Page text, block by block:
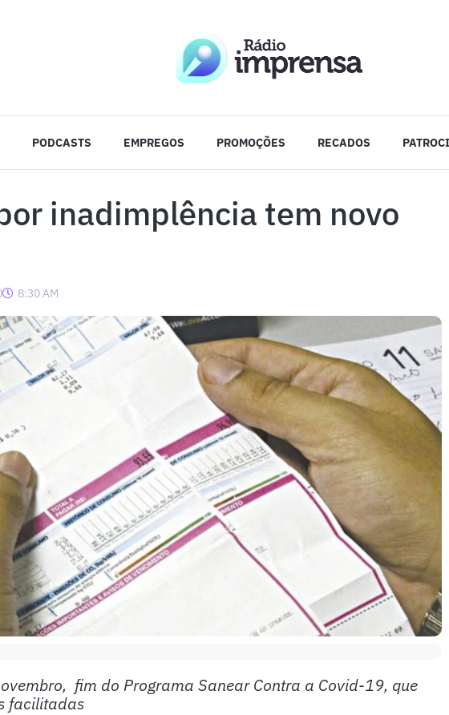
PODCASTS EMPREGOS PROMOÇÕES RECADOS
inadimplência tem novo
8:30 AM
fim do Programa Sanear Contra a Covid-19, que
facilitadas